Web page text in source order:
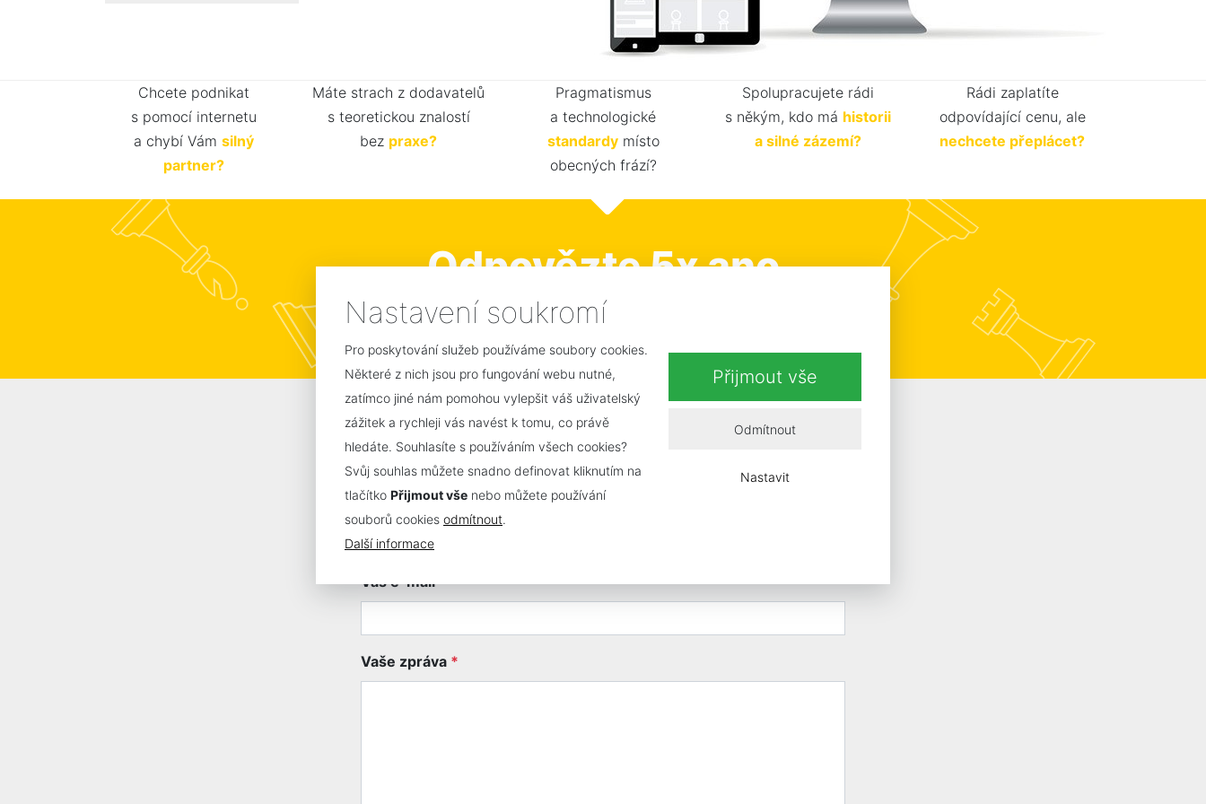
Nastavení soukromí
Pro poskytování služeb používáme soubory cookies.
Některé z nich jsou pro fungování webu nutné,
zatímco jiné nám pomohou vylepšit váš uživatelský
zážitek a rychleji vás navést k tomu, co právě
hledáte. Souhlasíte s používáním všech cookies?
Svůj souhlas můžete snadno definovat kliknutím na
tlačítko Přijmout vše nebo můžete používání
souborů cookies odmítnout.
Další informace
Přijmout vše
Odmítnout
Nastavit
Chcete podnikat
s pomocí internetu
a chybí Vám silný
partner?
Máte strach z dodavatelů
s teoretickou znalostí
bez praxe?
Pragmatismus
a technologické
standardymísto
obecných frází?
Spolupracujete rádi
s někým, kdo má historii
a silné zázemí?
Rádi zaplatíte
odpovídající cenu, ale
nechcete přeplácet?
Odpovězte 5x ano
a pak s námi neztrácíte čas...
Kontaktujte nás
Vaše jméno a příjmení *
Váš e-mail *
Vaše zpráva *